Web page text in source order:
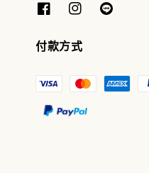
付款方式